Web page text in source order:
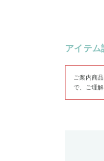
アイテム
ご案内商
で、ご理